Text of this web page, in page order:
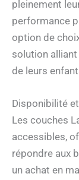
pleinement
performance
option de
solution alliant
de leurs
Disponibilité
Les couches
accessibles,
répondre aux
un achat en